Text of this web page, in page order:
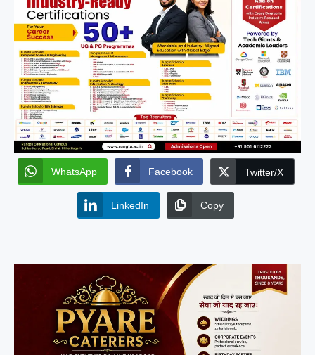
WhatsApp Facebook Twitter/X
LinkedIn Copy